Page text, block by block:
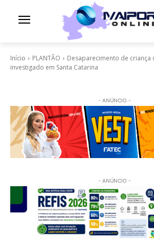
Início PLANTÃO
Desaparecimento de criança
investigado em Santa Catarina
- ANÚNCIO -
- ANÚNCIO -